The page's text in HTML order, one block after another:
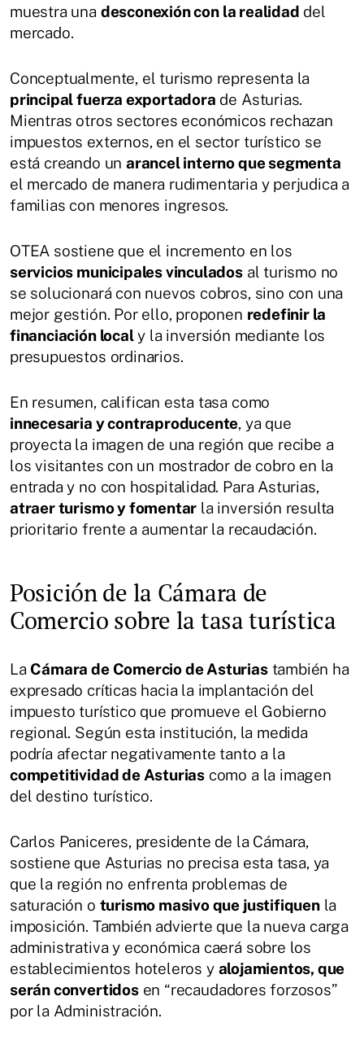
muestra una desconexión con la realidad del
mercado.
Conceptualmente, el turismo representa la
principal fuerza exportadora de Asturias.
Mientras otros sectores económicos rechazan
impuestos externos, en el sector turístico se
está creando un arancel interno que segmenta
el mercado de manera rudimentaria y perjudica a
familias con menores ingresos.
OTEA sostiene que el incremento en los
servicios municipales vinculadosal turismo no
se solucionará con nuevos cobros, sino con una
mejor gestión. Por ello, proponen redefinir la
financiación localy la inversión mediante los
presupuestos ordinarios.
En resumen, califican esta tasa como
innecesaria y contraproducente, ya que
proyecta la imagen de una región que recibe a
los visitantes con un mostrador de cobro en la
entrada y no con hospitalidad. Para Asturias,
atraer turismo y fomentar la inversión resulta
prioritario frente a aumentar la recaudación.
Posición de la Cámara de
Comercio sobre la tasa turística
La Cámara de Comercio de Asturiastambién ha
expresado críticas hacia la implantación del
impuesto turístico que promueve el Gobierno
regional. Según esta institución, la medida
podría afectar negativamente tanto a la
competitividad de Asturias como a la imagen
del destino turístico.
Carlos Paniceres, presidente de la Cámara,
sostiene que Asturias no precisa esta tasa, ya
que la región no enfrenta problemas de
saturación o turismo masivo que justifiquenla
imposición. También advierte que la nueva carga
administrativa y económica caerá sobre los
establecimientos hoteleros y alojamientos, que
serán convertidosen “recaudadores forzosos”
por la Administración.